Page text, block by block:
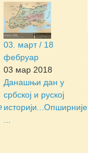
03. март / 18
фебруар
03 мар 2018
Данашњи дан у
србској и руској
историји... Опширније